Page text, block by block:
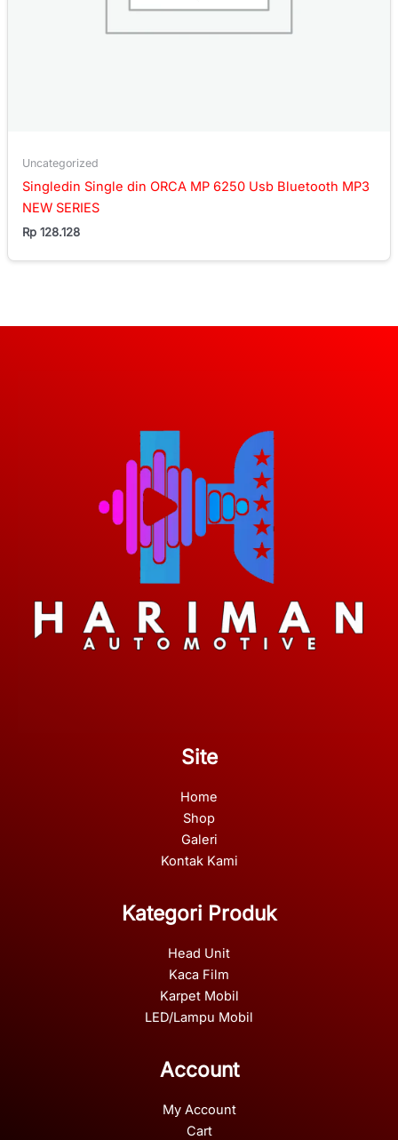
Uncategorized
Singledin Single din ORCA MP 6250 Usb Bluetooth MP3
NEW SERIES
Rp 128.128
Site
Home
Shop
Galeri
Kontak Kami
Kategori Produk
Head Unit
Kaca Film
Karpet Mobil
LED/Lampu Mobil
Account
My Account
Cart